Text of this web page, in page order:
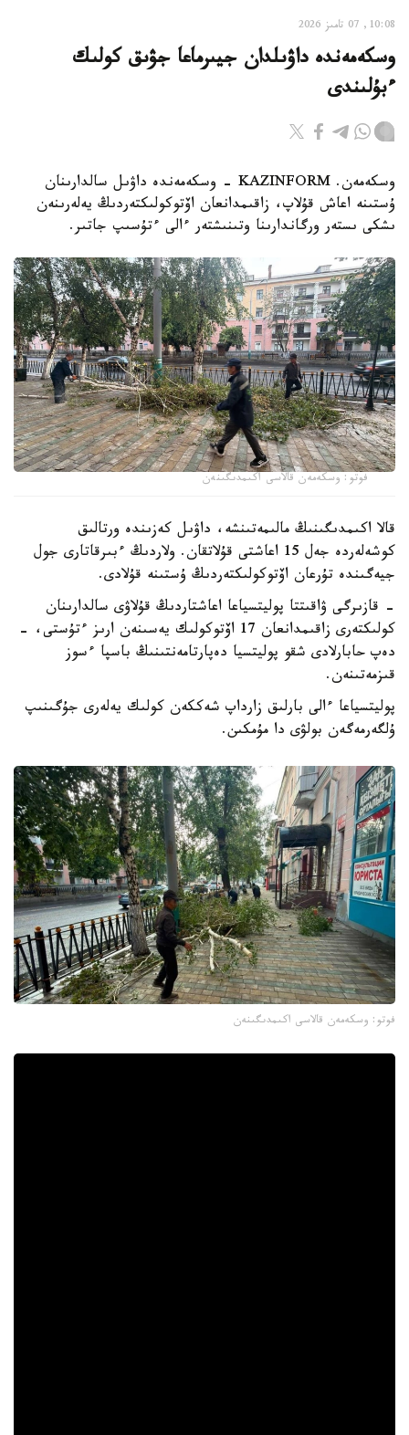
10:08, 07 تامىز 2026
وسكەمەندە داۋىلدان جيىرماعا جۋىق كولىك
ءبۇلىندى
وسكەمەن. KAZINFORM - وسكەمەندە داۋىل سالدارىنان
ۇستىنە اعاش قۇلاپ، زاقىمدانعان اۆتوكولىكتەردىڭ يەلەرىنەن
ىشكى ىستەر ورگاندارىنا وتىنىشتەر ءالى ءتۇسىپ جاتىر.
فوتو: وسكەمەن قالاسى اكىمدىگىنەن
قالا اكىمدىگىنىڭ مالىمەتىنشە، داۋىل كەزىندە ورتالىق
كوشەلەردە جەل 15 اعاشتى قۇلاتقان. ولاردىڭ ءبىرقاتارى جول
جيەگىندە تۇرعان اۆتوكولىكتەردىڭ ۇستىنە قۇلادى.
- قازىرگى ۋاقىتتا پوليتسياعا اعاشتاردىڭ قۇلاۋى سالدارىنان
كولىكتەرى زاقىمدانعان 17 اۆتوكولىك يەسىنەن ارىز ءتۇستى، -
دەپ حابارلادى شقو پوليتسيا دەپارتامەنتىنىڭ باسپا ءسوز
قىزمەتىنەن.
پوليتسياعا ءالى بارلىق زارداپ شەككەن كولىك يەلەرى جۇگىنىپ
ۇلگەرمەگەن بولۋى دا مۇمكىن.
فوتو: وسكەمەن قالاسى اكىمدىگىنەن